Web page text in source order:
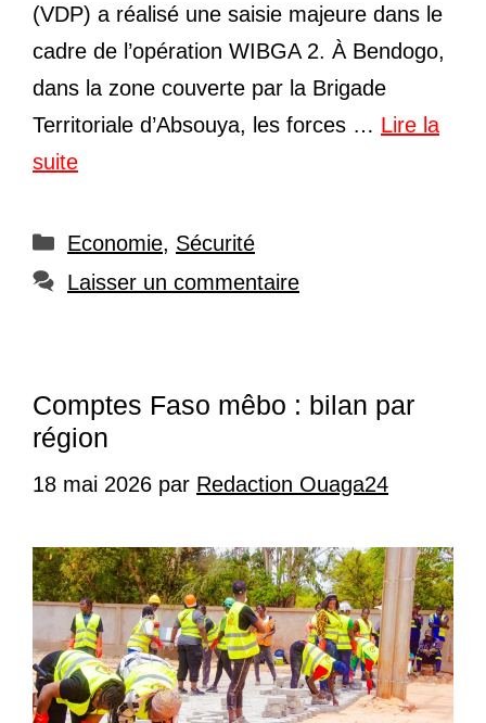
(VDP) a réalisé une saisie majeure dans le
cadre de l’opération WIBGA 2. À Bendogo,
dans la zone couverte par la Brigade
Territoriale d’Absouya, les forces … Lire la
suite
Catégories
Economie, Sécurité
Laisser un commentaire
Comptes Faso mêbo : bilan par
région
18 mai 2026 par Redaction Ouaga24